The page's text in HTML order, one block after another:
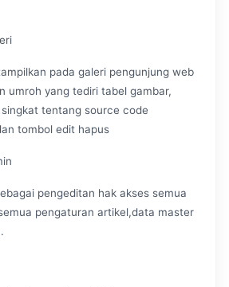
pada galeri pengunjung web
umroh yang tediri tabel gambar,
singkat tentang source code
tombol edit hapus
pengeditan hak akses semua
pengaturan artikel,data master